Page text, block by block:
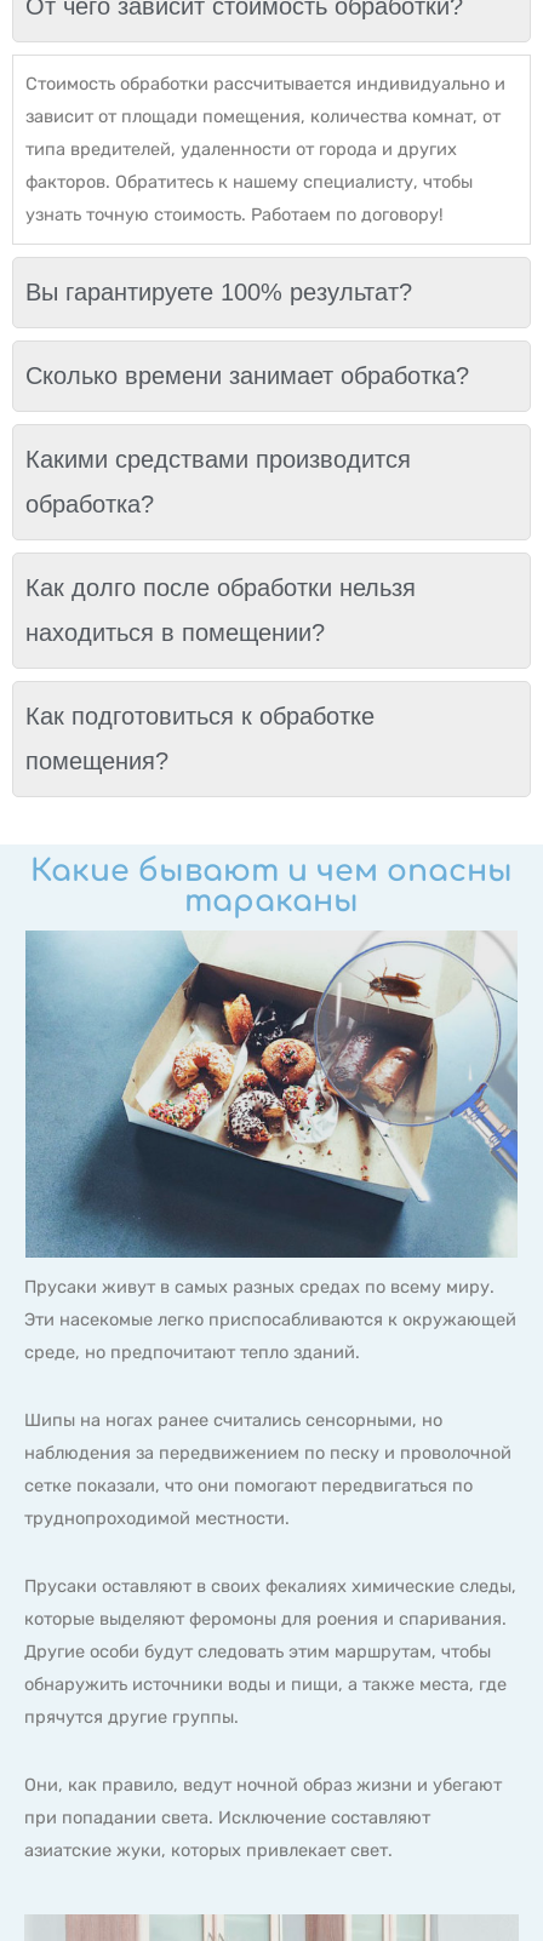
От чего зависит стоимость обработки?
Стоимость обработки рассчитывается индивидуально и
зависит от площади помещения, количества комнат, от
типа вредителей, удаленности от города и других
факторов. Обратитесь к нашему специалисту, чтобы
узнать точную стоимость. Работаем по договору!
Вы гарантируете 100% результат?
Сколько времени занимает обработка?
Какими средствами производится
обработка?
Как долго после обработки нельзя
находиться в помещении?
Как подготовиться к обработке
помещения?
Какие бывают и чем опасны
тараканы
Прусаки живут в самых разных средах по всему миру.
Эти насекомые легко приспосабливаются к окружающей
среде, но предпочитают тепло зданий.
Шипы на ногах ранее считались сенсорными, но
наблюдения за передвижением по песку и проволочной
сетке показали, что они помогают передвигаться по
труднопроходимой местности.
Прусаки оставляют в своих фекалиях химические следы,
которые выделяют феромоны для роения и спаривания.
Другие особи будут следовать этим маршрутам, чтобы
обнаружить источники воды и пищи, а также места, где
прячутся другие группы.
Они, как правило, ведут ночной образ жизни и убегают
при попадании света. Исключение составляют
азиатские жуки, которых привлекает свет.